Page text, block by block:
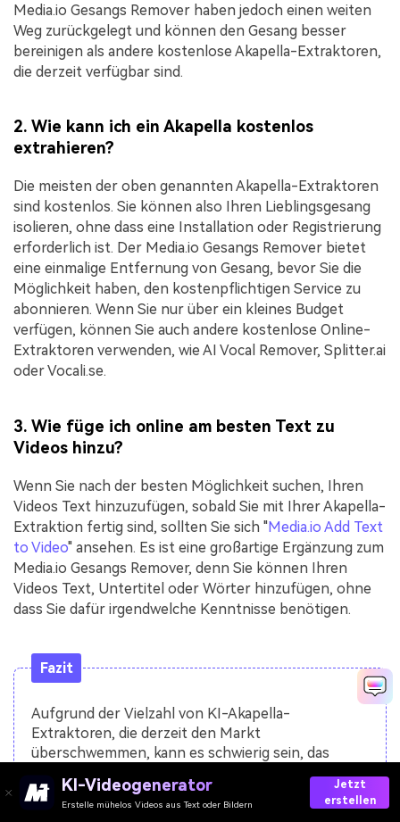
Media.io Gesangs Remover haben jedoch einen weiten
Weg zurückgelegt und können den Gesang besser
bereinigen als andere kostenlose Akapella-Extraktoren,
die derzeit verfügbar sind.
2. Wie kann ich ein Akapella kostenlos
extrahieren?
Die meisten der oben genannten Akapella-Extraktoren
sind kostenlos. Sie können also Ihren Lieblingsgesang
isolieren, ohne dass eine Installation oder Registrierung
erforderlich ist. Der Media.io Gesangs Remover bietet
eine einmalige Entfernung von Gesang, bevor Sie die
Möglichkeit haben, den kostenpflichtigen Service zu
abonnieren. Wenn Sie nur über ein kleines Budget
verfügen, können Sie auch andere kostenlose Online-
Extraktoren verwenden, wie AI Vocal Remover, Splitter.ai
oder Vocali.se.
3. Wie füge ich online am besten Text zu
Videos hinzu?
Wenn Sie nach der besten Möglichkeit suchen, Ihren
Videos Text hinzuzufügen, sobald Sie mit Ihrer Akapella-
Extraktion fertig sind, sollten Sie sich "Media.io Add Text
to Video" ansehen. Es ist eine großartige Ergänzung zum
Media.io Gesangs Remover, denn Sie können Ihren
Videos Text, Untertitel oder Wörter hinzufügen, ohne
dass Sie dafür irgendwelche Kenntnisse benötigen.
Fazit
Aufgrund der Vielzahl von KI-Akapella-
Extraktoren, die derzeit den Markt
überschwemmen, kann es schwierig sein, das
richtige Tool für Sie zu finden. Glücklicherweise
sind alle oben beschriebenen Akapella-
Extraktions-Apps einfach zu bedienen und
KI-Videogenerator
Erstelle mühelos Videos aus Text oder Bildern
Jetzt
erstellen